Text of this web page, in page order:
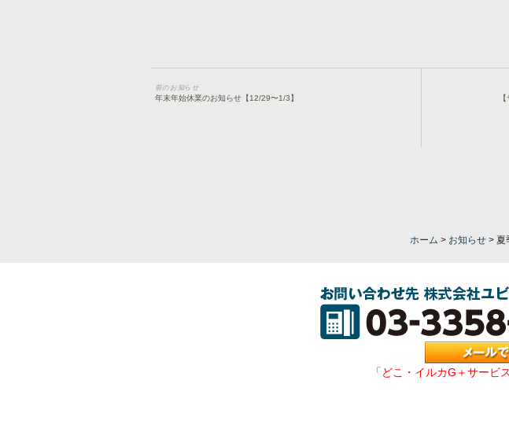
前のお知らせ
年末年始休業のお知らせ【12/29〜1/3】
ホーム > お知らせ > 夏
「どこ・イルカG＋サービ